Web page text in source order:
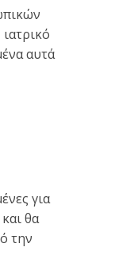
αυτά
για
θα
την